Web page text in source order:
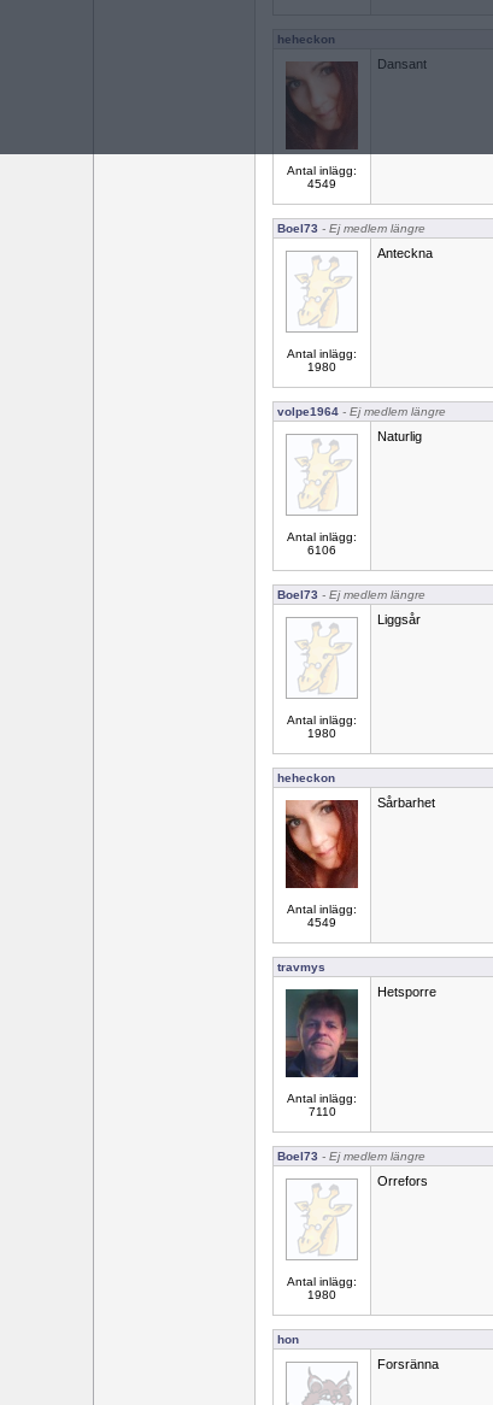
heheckon
Antal inlägg:
4549
Dansant
Boel73 - Ej medlem längre
Antal inlägg:
1980
Anteckna
volpe1964 - Ej medlem längre
Antal inlägg:
6106
Naturlig
Boel73 - Ej medlem längre
Antal inlägg:
1980
Liggsår
heheckon
Antal inlägg:
4549
Sårbarhet
travmys
Antal inlägg:
7110
Hetsporre
Boel73 - Ej medlem längre
Antal inlägg:
1980
Orrefors
hon
Forsränna